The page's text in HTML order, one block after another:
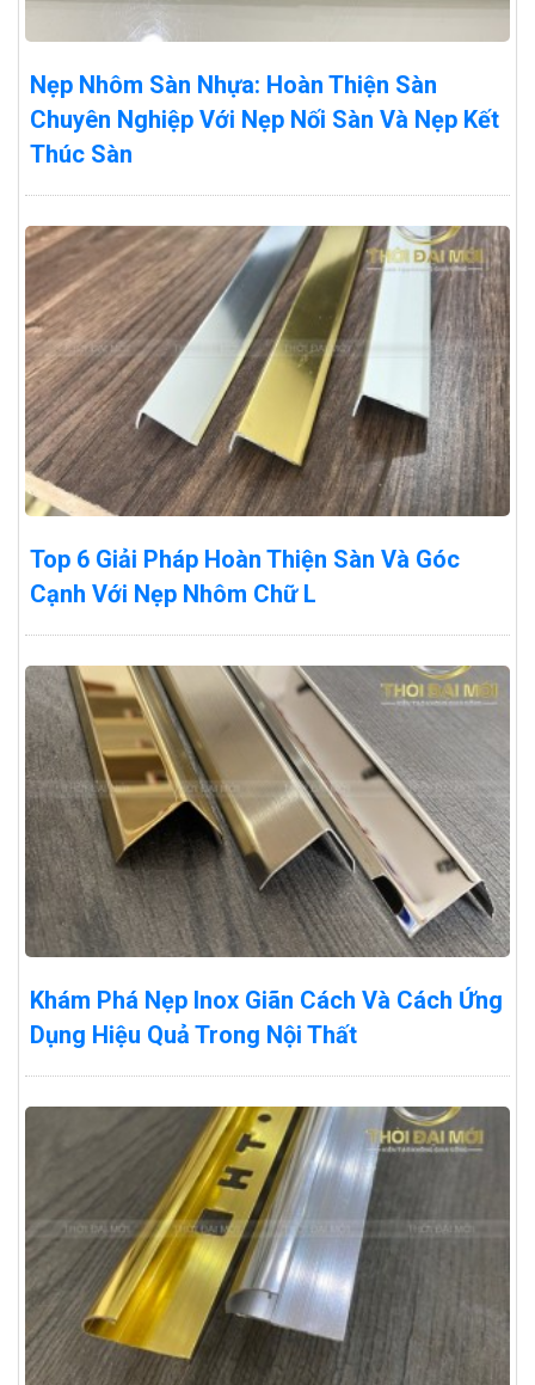
Nẹp Nhôm Sàn Nhựa: Hoàn Thiện Sàn
Chuyên Nghiệp Với Nẹp Nối Sàn Và Nẹp Kết
Thúc Sàn
Top 6 Giải Pháp Hoàn Thiện Sàn Và Góc
Cạnh Với Nẹp Nhôm Chữ L
Khám Phá Nẹp Inox Giãn Cách Và Cách Ứng
Dụng Hiệu Quả Trong Nội Thất